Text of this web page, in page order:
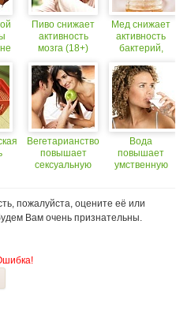
Пиво снижает
активность
мозга (18+)
Вегетарианство
повышает
сексуальную
Мед снижает
активность
бактерий,
антибиотикам
Вода
повышает
умственную
пожалуйста, оцените её или
Вам очень признательны.